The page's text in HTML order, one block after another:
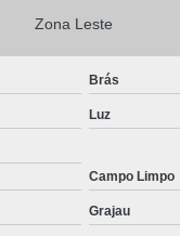
Zona Leste
Brás
Luz
Campo Limpo
Grajau